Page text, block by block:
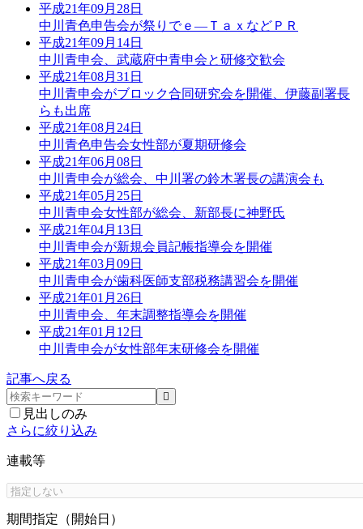
平成21年09月28日
中川青色申告会が祭りでｅ―ＴａｘなどＰＲ
平成21年09月14日
中川青申会、武蔵府中青申会と研修交歓会
平成21年08月31日
中川青申会がブロック合同研究会を開催、伊藤副署長
らも出席
平成21年08月24日
中川青色申告会女性部が夏期研修会
平成21年06月08日
中川青申会が総会、中川署の鈴木署長の講演会も
平成21年05月25日
中川青申会女性部が総会、新部長に神野氏
平成21年04月13日
中川青申会が新規会員記帳指導会を開催
平成21年03月09日
中川青申会が歯科医師支部税務講習会を開催
平成21年01月26日
中川青申会、年末調整指導会を開催
平成21年01月12日
中川青申会が女性部年末研修会を開催
記事へ戻る
見出しのみ
さらに絞り込み
連載等
期間指定（開始日）